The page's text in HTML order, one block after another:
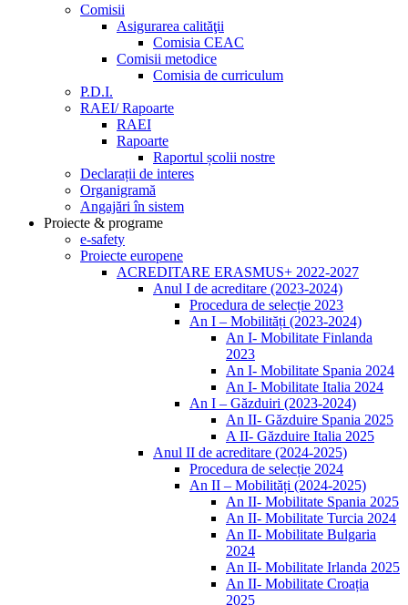
Comisii
Asigurarea calităţii
Comisia CEAC
Comisii metodice
Comisia de curriculum
P.D.I.
RAEI/ Rapoarte
RAEI
Rapoarte
Raportul școlii nostre
Declarații de interes
Organigramă
Angajări în sistem
Proiecte & programe
e-safety
Proiecte europene
ACREDITARE ERASMUS+ 2022-2027
Anul I de acreditare (2023-2024)
Procedura de selecție 2023
An I – Mobilități (2023-2024)
An I- Mobilitate Finlanda
2023
An I- Mobilitate Spania 2024
An I- Mobilitate Italia 2024
An I – Găzduiri (2023-2024)
An II- Găzduire Spania 2025
A II- Găzduire Italia 2025
Anul II de acreditare (2024-2025)
Procedura de selecție 2024
An II – Mobilități (2024-2025)
An II- Mobilitate Spania 2025
An II- Mobilitate Turcia 2024
An II- Mobilitate Bulgaria
2024
An II- Mobilitate Irlanda 2025
An II- Mobilitate Croația
2025